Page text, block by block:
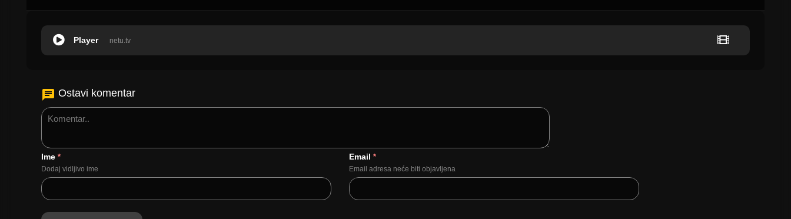
netu.tv
Player
Ostavi komentar
Ime *
Dodaj vidljivo ime
Email *
Email adresa neće biti objavljena